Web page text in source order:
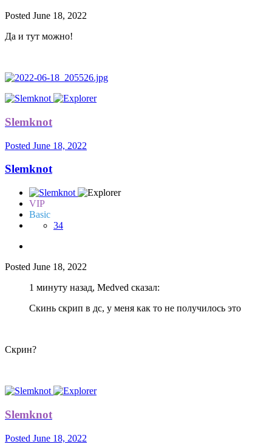
Posted June 18, 2022
Да и тут можно!
Slemknot
Posted June 18, 2022
Slemknot
VIP
Basic
34
Posted June 18, 2022
1 минуту назад, Medved сказал:
Скинь скрип в дс, у меня как то не получилось это
Скрин?
Slemknot
Posted June 18, 2022